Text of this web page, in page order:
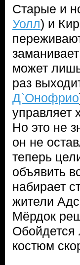
Старые и
Уолл) и
может
раз
Д`Онофрио
управляет
Но это не
он не
теперь
объявить
набирает
жители
Мёрдок
Обойдется
костюм